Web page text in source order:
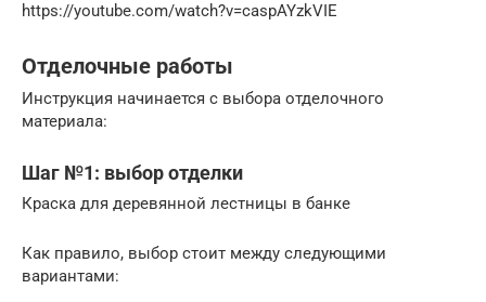
https://youtube.com/watch?v=caspAYzkVIE
Отделочные работы
Инструкция начинается с выбора отделочного
материала:
Шаг №1: выбор отделки
Краска для деревянной лестницы в банке
Как правило, выбор стоит между следующими
вариантами: